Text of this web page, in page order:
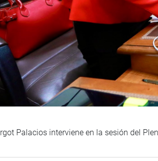
Palacios interviene en la sesión del